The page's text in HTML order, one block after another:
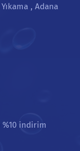
, Adana
%10 indirim